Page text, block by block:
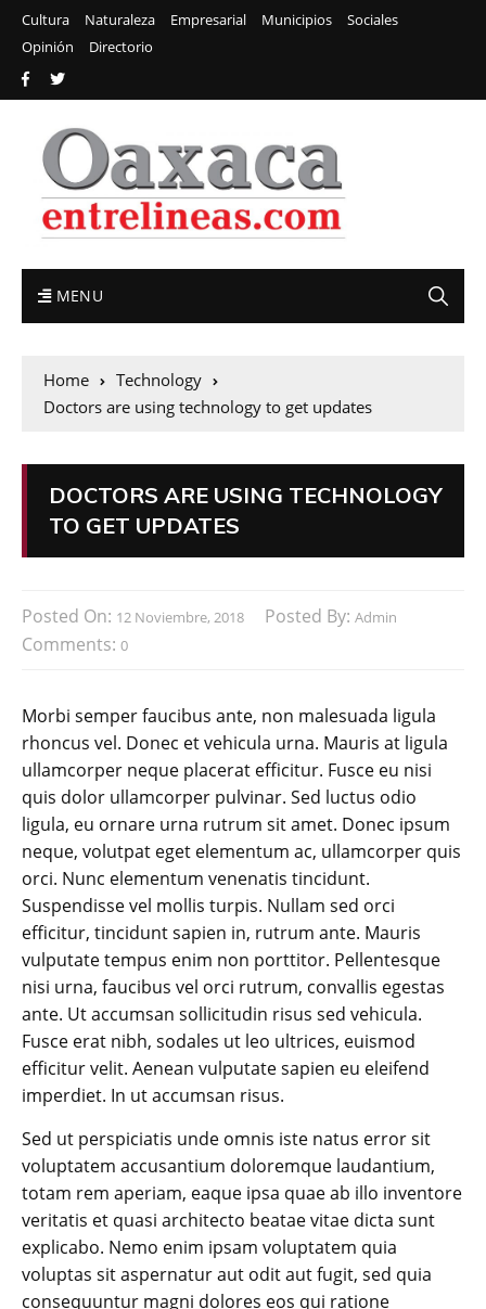
Cultura Naturaleza Empresarial Municipios
Sociales
Opinión
Directorio
MENU
Home
Technology
Doctors are using technology to get updates
DOCTORS ARE USING TECHNOLOGY
TO GET UPDATES
Posted On: 12 Noviembre, 2018 Posted By: Admin
Comments: 0
Morbi semper faucibus ante, non malesuada ligula
rhoncus vel. Donec et vehicula urna. Mauris at ligula
ullamcorper neque placerat efficitur. Fusce eu nisi
quis dolor ullamcorper pulvinar. Sed luctus odio
ligula, eu ornare urna rutrum sit amet. Donec ipsum
neque, volutpat eget elementum ac, ullamcorper quis
orci. Nunc elementum venenatis tincidunt.
Suspendisse vel mollis turpis. Nullam sed orci
efficitur, tincidunt sapien in, rutrum ante. Mauris
vulputate tempus enim non porttitor. Pellentesque
nisi urna, faucibus vel orci rutrum, convallis egestas
ante. Ut accumsan sollicitudin risus sed vehicula.
Fusce erat nibh, sodales ut leo ultrices, euismod
efficitur velit. Aenean vulputate sapien eu eleifend
imperdiet. In ut accumsan risus.
Sed ut perspiciatis unde omnis iste natus error sit
voluptatem accusantium doloremque laudantium,
totam rem aperiam, eaque ipsa quae ab illo inventore
veritatis et quasi architecto beatae vitae dicta sunt
explicabo. Nemo enim ipsam voluptatem quia
voluptas sit aspernatur aut odit aut fugit, sed quia
consequuntur magni dolores eos qui ratione